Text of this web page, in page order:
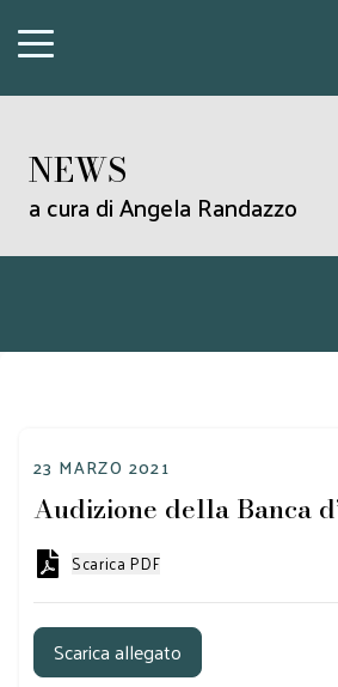
NEWS
a cura di Angela Randazzo
23 MARZO 2021
Audizione della Banca
Scarica PDF
Scarica allegato